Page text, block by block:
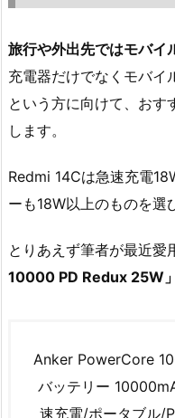
旅行や外出先ではモバイ
充電器だけでなくモバイ
という方に向けて、おす
します。
Redmi 14Cは急速充電
ーも18W以上のものを選
とりあえず筆者が最近愛
10000 PD Redux 25W」
Anker PowerCore
バッテリー
速充電/ポータブル/